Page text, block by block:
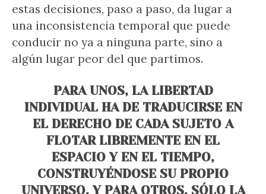
estas decisiones, paso a paso, da lugar a
una inconsistencia temporal que puede
conducir no ya a ninguna parte, sino a
algún lugar peor del que partimos.
PARA UNOS, LA LIBERTAD
INDIVIDUAL HA DE TRADUCIRSE EN
EL DERECHO DE CADA SUJETO A
FLOTAR LIBREMENTE EN EL
ESPACIO Y EN EL TIEMPO,
CONSTRUYÉNDOSE SU PROPIO
UNIVERSO. Y PARA OTROS, SÓLO LA